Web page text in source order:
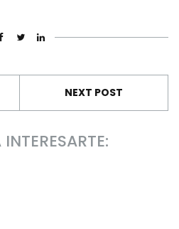
NEXT POST